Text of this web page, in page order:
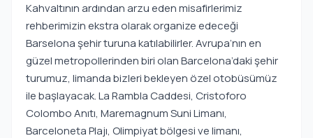
Kahvaltının ardından arzu eden misafirlerimiz
rehberimizin ekstra olarak organize edeceği
Barselona şehir turuna katılabilirler. Avrupa’nın en
güzel metropollerinden biri olan Barcelona’daki şehir
turumuz, limanda bizleri bekleyen özel otobüsümüz
ile başlayacak. La Rambla Caddesi, Cristoforo
Colombo Anıtı, Maremagnum Suni Limanı,
Barceloneta Plajı, Olimpiyat bölgesi ve limanı,